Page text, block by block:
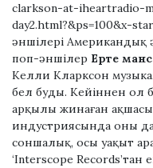
clarkson-at-iheartradio-
day2.html?&ps=100&x-
әншілері
поп-әншілер Ерте
Келли Кларксон
бел буды. Кейіннен ол
арқылы жинаған
индустриясында оны
соншалық, осы уақыт
‘Interscope Records’тан